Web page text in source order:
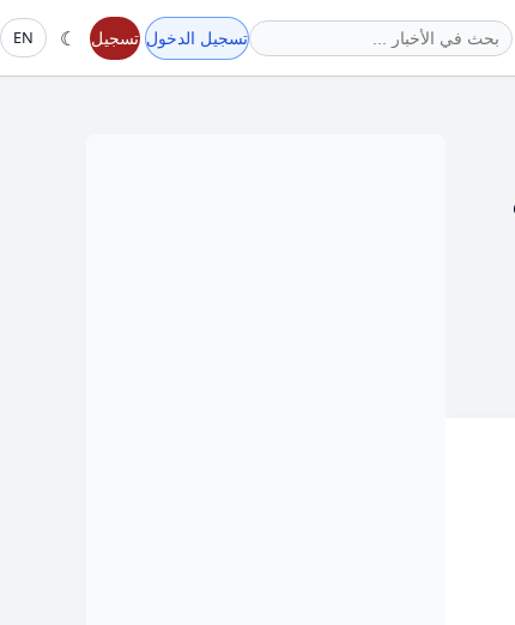
تسجيل الدخول تسجيل ☾
EN